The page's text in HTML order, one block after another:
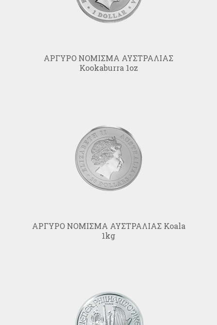
ΑΡΓΥΡΟ ΝΟΜΙΣΜΑ ΑΥΣΤΡΑΛΙΑΣ
Kookaburra 1oz
ΑΡΓΥΡΟ ΝΟΜΙΣΜΑ ΑΥΣΤΡΑΛΙΑΣ Koala
1kg